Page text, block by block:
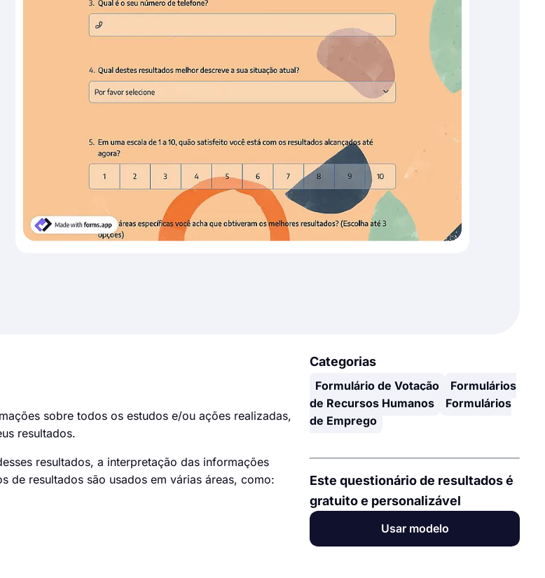
sobre todos os estudos e/ou ações realizadas,
resultados.
resultados, a interpretação das informações
de resultados são usados em várias áreas, como:
Categorias
Formulário de Votação
Formulários
de Recursos Humanos
Formulários
de Emprego
Este questionário de resultados é
gratuito e personalizável
Usar modelo